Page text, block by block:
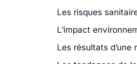
Les risques
L’impact
Les résultats